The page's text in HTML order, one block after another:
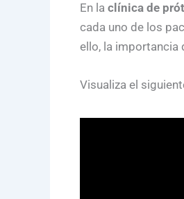
En la clínica de
cada uno de los
ello, la importancia
Visualiza el